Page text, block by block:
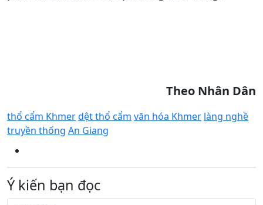
Theo Nhân Dân
thổ cẩm Khmerdệt thổ cẩm văn hóa Khmer làng nghề
truyền thống An Giang
Ý kiến bạn đọc